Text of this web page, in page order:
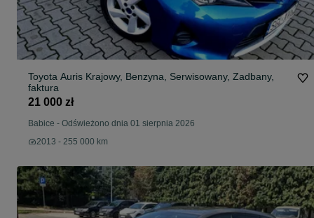
Toyota Auris Krajowy, Benzyna, Serwisowany, Zadbany,
faktura
21 000 zł
Babice - Odświeżono dnia 01 sierpnia 2026
2013 - 255 000 km